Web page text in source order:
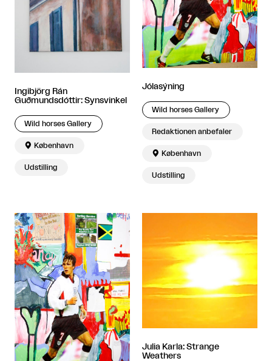
Ingibjörg Rán
Guðmundsdóttir: Synsvinkel
Wild horses Gallery
 København
Udstilling
Jólasýning
Wild horses Gallery
Redaktionen anbefaler
 København
Udstilling
Julia Karla: Strange
Weathers